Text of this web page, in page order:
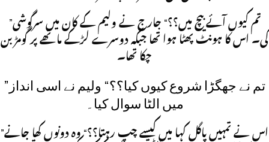
”تم کیوں آئے بیچ میں؟؟“ جارج نے ولیم کے کان میں سرگوشی
کی۔ اس کا ہونٹ پھٹا ہوا تھا جبکہ دوسرے لڑکے ماتھے پر گومڑ بن
چکا تھا۔
”تم نے جھگڑا شروع کیوں کیا؟؟“ ولیم نے اسی انداز
میں الٹا سوال کیا۔
”اس نے تمہیں پاگل کہا میں کیسے چپ رہتا؟؟“ وہ دونوں کھا جانے